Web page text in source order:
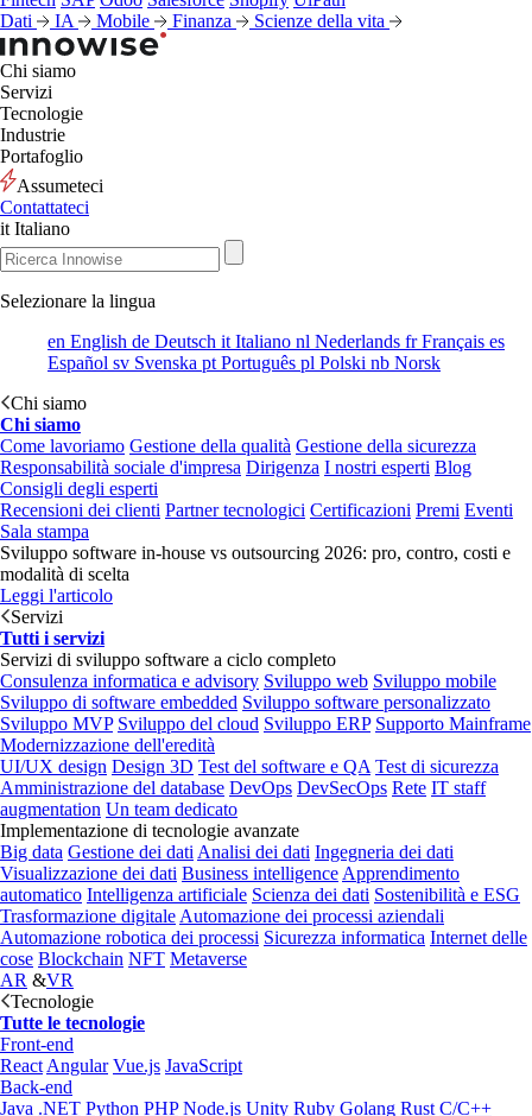
Dati
IA Mobile Finanza Scienze della vita
Chi siamo
Servizi
Tecnologie
Industrie
Portafoglio
Assumeteci
Contattateci
it Italiano
Selezionare la lingua
en English de Deutsch it Italiano nl Nederlands frFrançais es
Español sv Svenska pt Português pl Polski nb Norsk
Chi siamo
Chi siamo
Come lavoriamo Gestione della qualità Gestione della sicurezza
Responsabilità sociale d'impresa Dirigenza I nostri esperti Blog
Consigli degli esperti
Recensioni dei clienti Partner tecnologici Certificazioni Premi Eventi
Sala stampa
Sviluppo software in-house vs outsourcing 2026: pro, contro, costi e
modalità di scelta
Leggi l'articolo
Servizi
Tutti i servizi
Servizi di sviluppo software a ciclo completo
Consulenza informatica e advisory Sviluppo web Sviluppo mobile
Sviluppo di software embedded Sviluppo software personalizzato
Sviluppo MVP Sviluppo del cloud Sviluppo ERP Supporto Mainframe
Modernizzazione dell'eredità
UI/UX design Design 3D Test del software e QA Test di sicurezza
Amministrazione del database DevOps DevSecOps Rete IT staff
augmentation Un team dedicato
Implementazione di tecnologie avanzate
Big data Gestione dei dati Analisi dei dati Ingegneria dei dati
Visualizzazione dei dati Business intelligence Apprendimento
automatico Intelligenza artificiale Scienza dei dati Sostenibilità e ESG
Trasformazione digitale Automazione dei processi aziendali
Automazione robotica dei processi Sicurezza informatica Internet delle
cose Blockchain NFT Metaverse
AR &VR
Tecnologie
Tutte le tecnologie
Front-end
React Angular Vue.js JavaScript
Back-end
Java .NET Python PHP Node.js Unity Ruby Golang Rust C/C++